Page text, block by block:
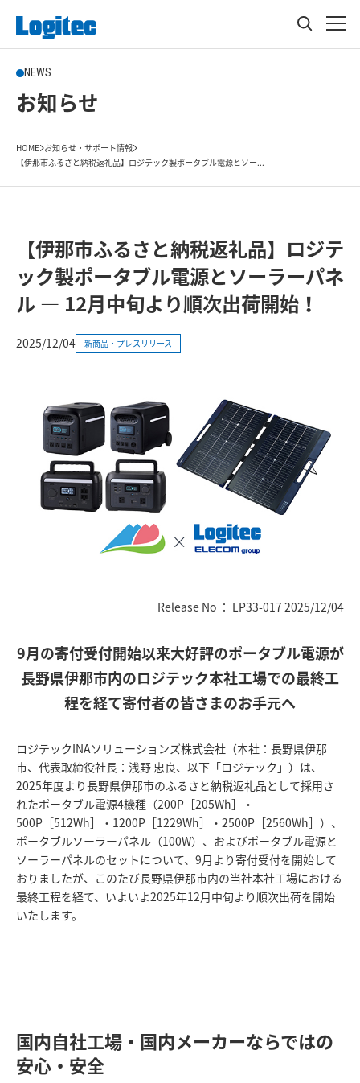
NEWS
お知らせ
HOME お知らせ・サポート情報
【伊那市ふるさと納税返礼品】ロジテック製ポータブル電源とソー...
【伊那市ふるさと納税返礼品】ロジテ
ック製ポータブル電源とソーラーパネ
ル ― 12月中旬より順次出荷開始！
2025/12/04 新商品・プレスリリース
Release No ： LP33-017 2025/12/04
9月の寄付受付開始以来大好評のポータブル電源が
長野県伊那市内のロジテック本社工場での最終工
程を経て寄付者の皆さまのお手元へ
ロジテックINAソリューションズ株式会社（本社：長野県伊那
市、代表取締役社長：浅野 忠良、以下「ロジテック」）は、
2025年度より長野県伊那市のふるさと納税返礼品として採用さ
れたポータブル電源4機種（200P［205Wh］・
500P［512Wh］・1200P［1229Wh］・2500P［2560Wh］）、
ポータブルソーラーパネル（100W）、およびポータブル電源と
ソーラーパネルのセットについて、9月より寄付受付を開始して
おりましたが、このたび長野県伊那市内の当社本社工場における
最終工程を経て、いよいよ2025年12月中旬より順次出荷を開始
いたします。
国内自社工場・国内メーカーならではの
安心・安全